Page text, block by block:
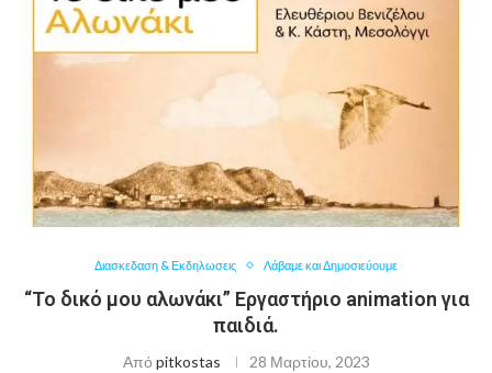
Διασκεδαση & Εκδηλωσεις Λάβαμε και Δημοσιεύουμε
“Το δικό μου αλωνάκι” Εργαστήριο animation για
παιδιά.
Από pitkostas 28 Μαρτίου, 2023